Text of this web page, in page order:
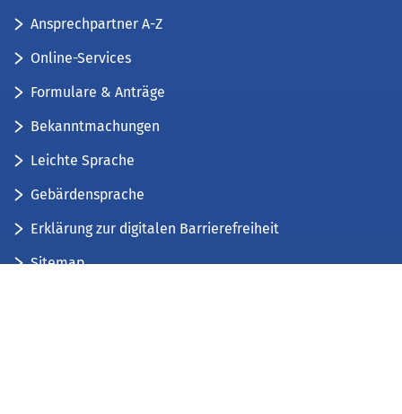
Ansprechpartner A-Z
Online-Services
Formulare & Anträge
Bekanntmachungen
Leichte Sprache
Gebärdensprache
Erklärung zur digitalen Barrierefreiheit
Sitemap